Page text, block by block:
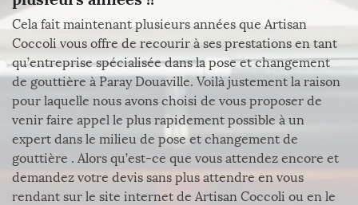
Cela fait maintenant plusieurs années que Artisan
Coccoli vous offre de recourir à ses prestations en tant
qu’entreprise spécialisée dans la pose et changement
de gouttière à Paray Douaville. Voilà justement la raison
pour laquelle nous avons choisi de vous proposer de
venir faire appel le plus rapidement possible à un
expert dans le milieu de pose et changement de
gouttière . Alors qu’est-ce que vous attendez encore et
demandez votre devis sans plus attendre en vous
rendant sur le site internet de Artisan Coccoli ou en le